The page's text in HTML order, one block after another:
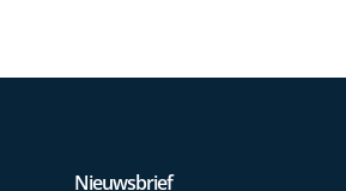
Nieuwsbrief